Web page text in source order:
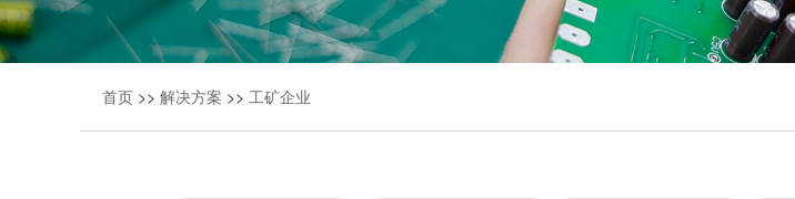
首页 >> 解决方案 >> 工矿企业